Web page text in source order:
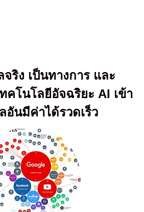
ริง เป็นทางการ และ
คโนโลยีอัจฉริยะ AI เข้า
อันมีค่าได้รวดเร็ว